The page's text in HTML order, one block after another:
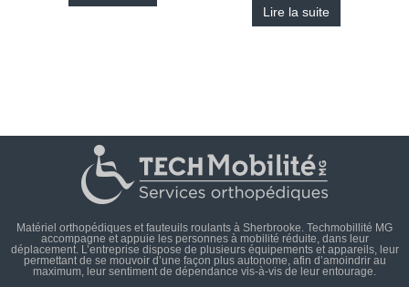
Lire la suite
Matériel orthopédiques et fauteuils roulants à Sherbrooke. Techmobillité MG
accompagne et appuie les personnes à mobilité réduite, dans leur
déplacement. L’entreprise dispose de plusieurs équipements et appareils, leur
permettant de se mouvoir d’une façon plus autonome, afin d’amoindrir au
maximum, leur sentiment de dépendance vis-à-vis de leur entourage.